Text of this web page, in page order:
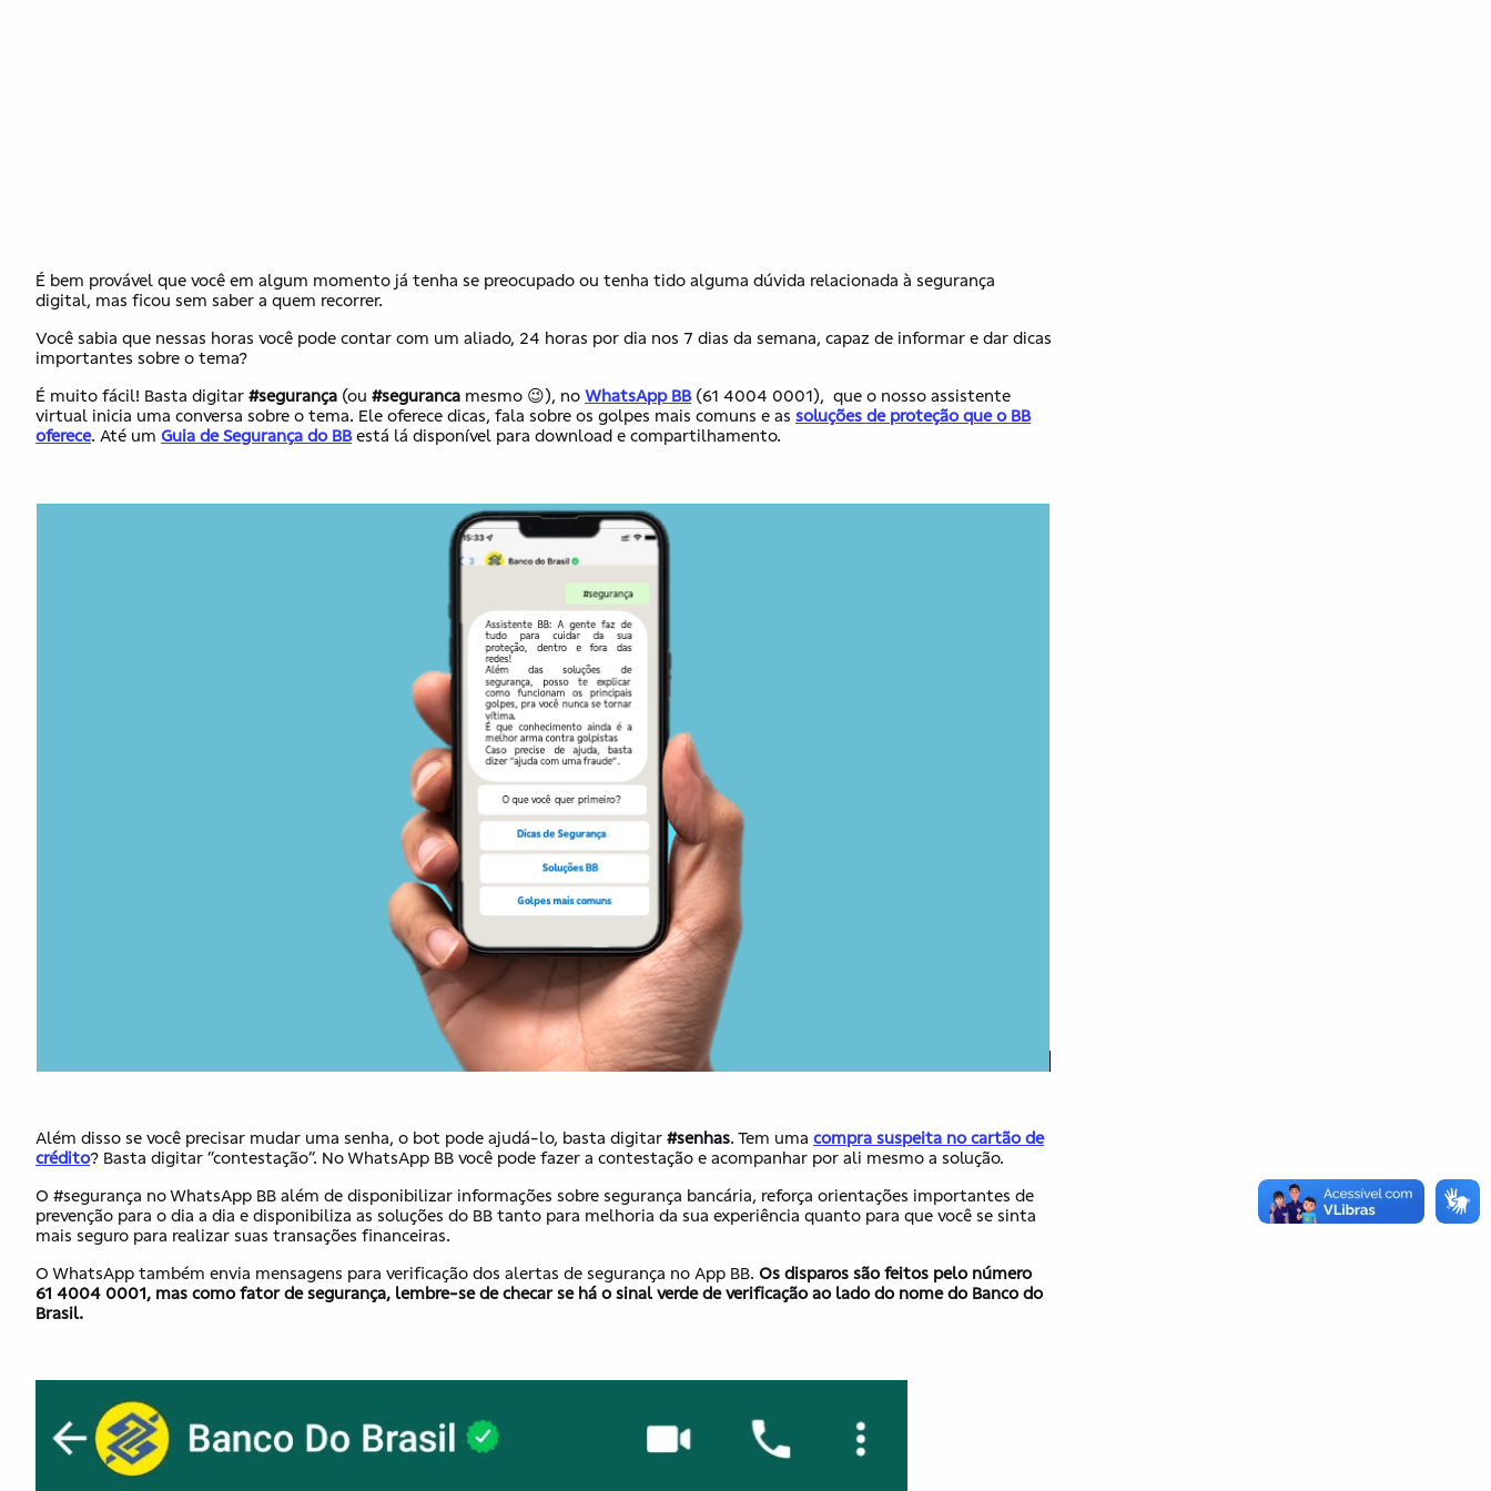
É bem provável que você em algum momento já tenha se preocupado ou tenha tido alguma dúvida relacionada à segurança
digital, mas ficou sem saber a quem recorrer.
Você sabia que nessas horas você pode contar com um aliado, 24 horas por dia nos 7 dias da semana, capaz de informar e dar dicas
importantes sobre o tema?
É muito fácil! Basta digitar #segurança (ou #seguranca mesmo 😉), no WhatsApp BB (61 4004 0001), que o nosso assistente
virtual inicia uma conversa sobre o tema. Ele oferece dicas, fala sobre os golpes mais comuns e as soluções de proteção que o BB
oferece. Até um Guia de Segurança do BB está lá disponível para download e compartilhamento.
Além disso se você precisar mudar uma senha, o bot pode ajudá-lo, basta digitar #senhas. Tem uma compra suspeita no cartão de
crédito? Basta digitar “contestação”. No WhatsApp BB você pode fazer a contestação e acompanhar por ali mesmo a solução.
O #segurança no WhatsApp BB além de disponibilizar informações sobre segurança bancária, reforça orientações importantes de
prevenção para o dia a dia e disponibiliza as soluções do BB tanto para melhoria da sua experiência quanto para que você se sinta
mais seguro para realizar suas transações financeiras.
O WhatsApp também envia mensagens para verificação dos alertas de segurança no App BB. Os disparos são feitos pelo número
61 4004 0001, mas como fator de segurança, lembre-se de checar se há o sinal verde de verificação ao lado do nome do Banco do
Brasil.